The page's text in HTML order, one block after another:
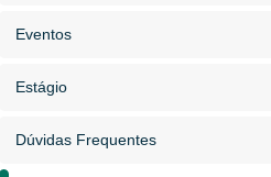
Eventos
Estágio
Dúvidas Frequentes